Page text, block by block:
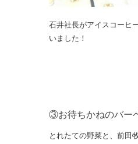
石井社長がアイスコーヒ
いました！
③お待ちかねのバー
とれたての野菜と、前田